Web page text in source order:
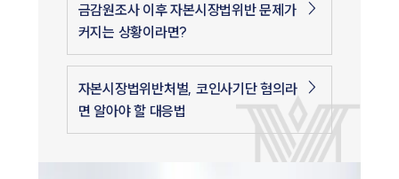
금감원조사 이후 자본시장법위반 문제가
커지는 상황이라면?
자본시장법위반처벌, 코인사기단 혐의라
면 알아야 할 대응법